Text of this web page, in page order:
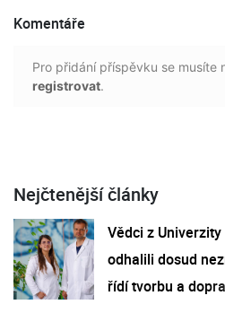
Komentáře
Pro přidání příspěvku se musíte
registrovat.
Nejčtenější články
Vědci z Univerzity
odhalili dosud
řídí tvorbu a